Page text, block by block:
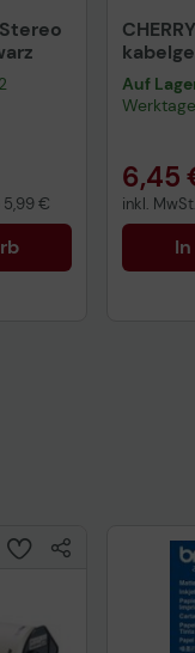
5,99 €
schwarz
Auf
6,45
inkl.